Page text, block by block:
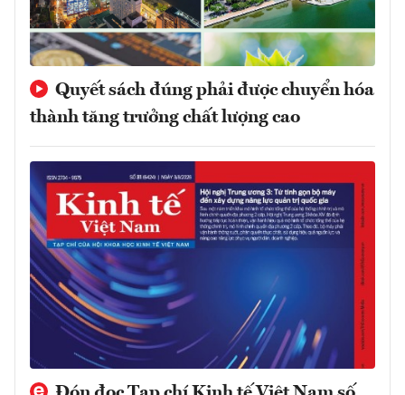
Quyết sách đúng phải được chuyển hóa
thành tăng trưởng chất lượng cao